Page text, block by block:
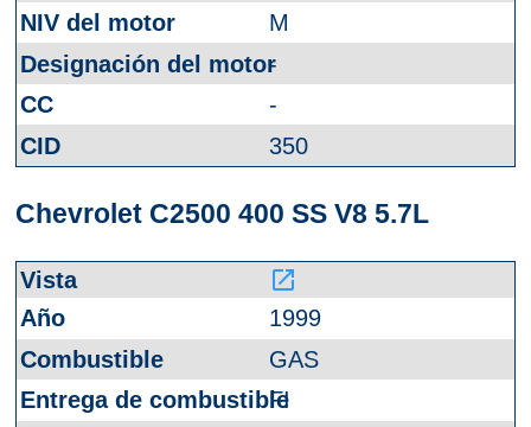
M
-
-
350
Chevrolet C2500 400 SS V8 5.7L
launch
1999
GAS
FI